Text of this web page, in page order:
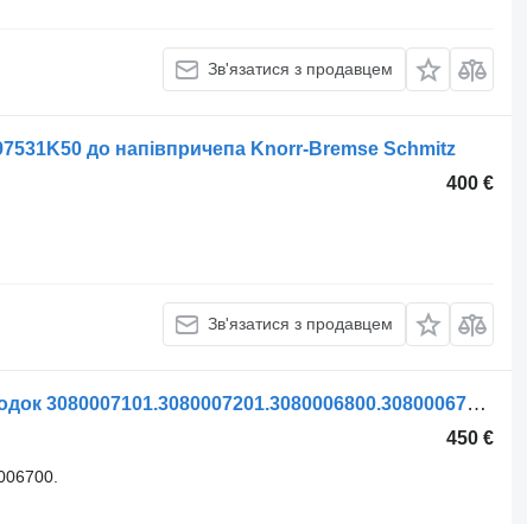
Зв'язатися з продавцем
до напівпричепа Knorr-Bremse Schmitz
400 €
Зв'язатися з продавцем
Супорт SAF Скоба а держатель колодок 3080007101.3080007201.3080006800.3080006700. до напівпричепа SAF
450 €